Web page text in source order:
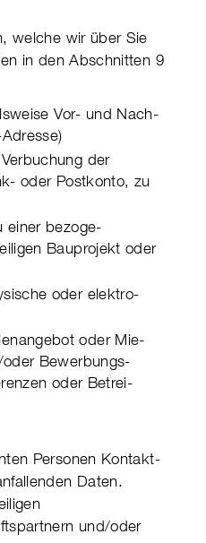
welche wir über Sie
in den Abschnitten 9
Vor- und Nach­
der
oder Post­konto, zu
einer bezo­ge­
Bau­projekt oder
oder elek­tro­
oder Mie­
oder Bewer­bungs­
oder Betrei­
Per­so­nen Kon­takt­
Daten.
und/oder